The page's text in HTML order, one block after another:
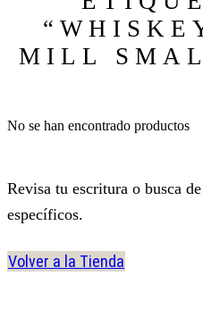
MILL
No se han encontrado productos
Revisa tu escritura o busca
específicos.
Volver a la Tienda